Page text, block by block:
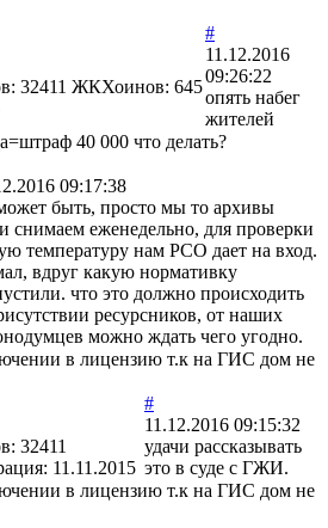
32411 ЖКХоинов: 645
#
11.12.2016
09:26:22
опять набег
жителей
40 000 что делать?
09:17:38
быть, просто мы то архивы
снимаем еженедельно, для проверки
температуру нам РСО дает на вход.
вдруг какую нормативку
что это должно происходить
ресурсников, от наших
можно ждать чего угодно.
в лицензию т.к на ГИС дом не
32411
11.11.2015
#
11.12.2016 09:15:32
удачи рассказывать
это в суде с ГЖИ.
в лицензию т.к на ГИС дом не